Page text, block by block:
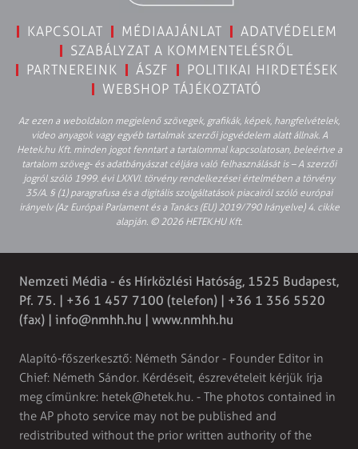
KAPCSOLAT MÉDIAAJÁNLAT
ADATVÉDELEM
SZABÁLYZAT A KOMMENTELÉSRŐL
PARTNEREINK
ÁSZF
POLITIKAI HIRDETÉSEK
WEBSHOP TÁJÉKOZTATÓ
Az ezen a weboldalon megjelenő szövegek, grafikák, képek, hangfelvételek,
video anyagok vagy egyéb tartalmak szerzői jogvédelem alatt állnak. A
Hetek.hu Kft. minden jogot fenntart a tartalommal kapcsolatosan, beleértve a
tartalom szöveg- és adatbányászat céljára való felhasználását is – A szerzői
jogról szóló 1999. évi LXXVI. törvény rendelkezései értelmében a törvény
35/A. § (1) paragrafusa és a digitális szolgáltatások piacairól szóló európai
irányelv (Az Európai Parlament és a Tanács (EU) 2019/790 Irányelve) 4. cikke
alapján. © 2026 HETEK.HU Kft.
Nemzeti Média - és Hírközlési Hatóság, 1525 Budapest,
Pf. 75. | +36 1 457 7100 (telefon) | +36 1 356 5520
(fax) | info@nmhh.hu | www.nmhh.hu
Alapító-főszerkesztő: Németh Sándor - Founder Editor in
Chief: Németh Sándor. Kérdéseit, észrevételeit kérjük írja
meg címünkre: hetek@hetek.hu. - The photos contained in
the AP photo service may not be published and
redistributed without the prior written authority of the